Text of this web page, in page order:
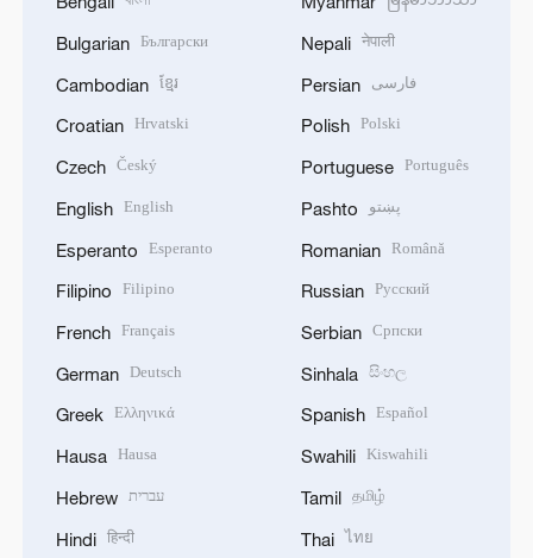
Bulgarian Български
Cambodian ខ្មែរ
Croatian Hrvatski
Czech Český
English English
Esperanto Esperanto
Filipino Filipino
French Français
German Deutsch
Greek Ελληνικά
Hausa Hausa
Hebrew עברית
Hindi हिन्दी
Nepali नेपाली
Persian فارسی
Polish Polski
Portuguese Português
Pashto پښتو
Romanian Română
Russian Русский
Serbian Српски
Sinhala සිංහල
Spanish Español
Swahili Kiswahili
Tamil தமிழ்
Thai ไทย